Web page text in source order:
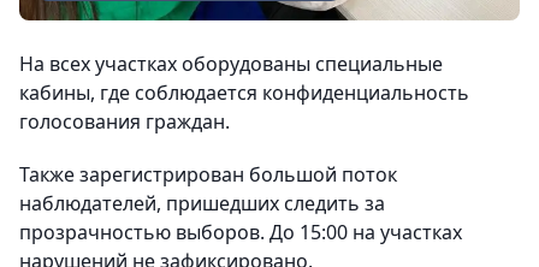
На всех участках оборудованы специальные
кабины, где соблюдается конфиденциальность
голосования граждан.
Также зарегистрирован большой поток
наблюдателей, пришедших следить за
прозрачностью выборов. До 15:00 на участках
нарушений не зафиксировано.